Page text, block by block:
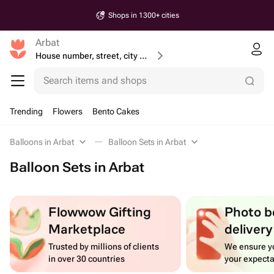
Shops in 1300+ cities
Arbat
House number, street, city or postcode
Search items and shops
Trending Flowers Bento Cakes
Balloons in Arbat Balloon Sets in Arbat
Balloon Sets in Arbat
Flowwow Gifting
Marketplace
Trusted by millions of clients
in over 30 countries
Photo
delivery
We ensure
your